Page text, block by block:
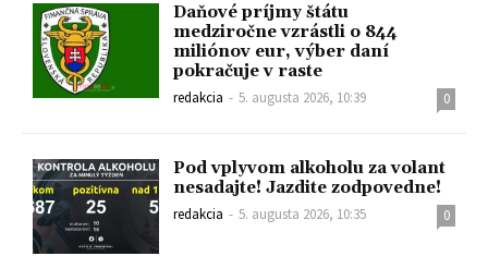
Daňové príjmy štátu
medziročne vzrástli o 844
miliónov eur, výber daní
pokračuje v raste
redakcia - 5. augusta 2026, 10:39 0
Pod vplyvom alkoholu za volant
nesadajte! Jazdite zodpovedne!
redakcia - 5. augusta 2026, 10:35 0